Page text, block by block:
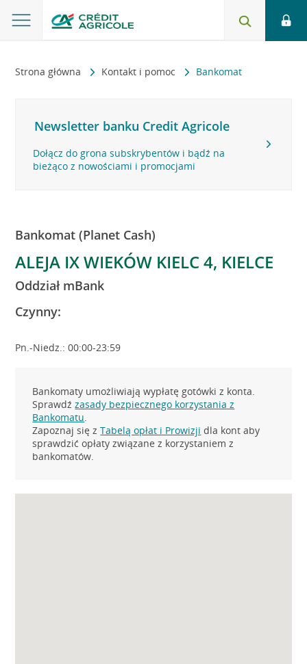
Strona główna Kontakt i pomoc Bankomat
Newsletter banku Credit Agricole
Dołącz do grona subskrybentów i bądź na
bieżąco z nowościami i promocjami
Bankomat (Planet Cash)
ALEJA IX WIEKÓW KIELC 4, KIELCE
Oddział mBank
Czynny:
Pn.-Niedz.: 00:00-23:59
Bankomaty umożliwiają wypłatę gotówki z konta.
Sprawdźzasady bezpiecznego korzystania z
Bankomatu.
Zapoznaj się zTabelą opłat i Prowizji dla kont aby
sprawdzić opłaty związane z korzystaniem z
bankomatów.